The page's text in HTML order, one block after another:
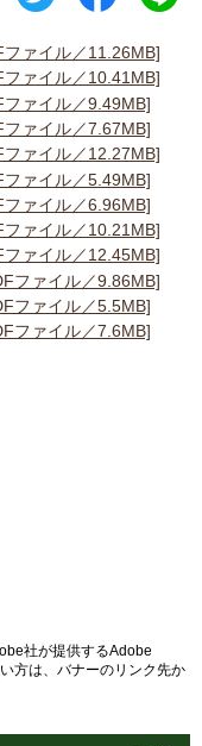
ァイル／11.26MB]
ァイル／10.41MB]
ァイル／9.49MB]
ァイル／7.67MB]
ァイル／12.27MB]
ァイル／5.49MB]
ァイル／6.96MB]
ァイル／10.21MB]
ァイル／12.45MB]
ファイル／9.86MB]
ファイル／5.5MB]
ファイル／7.6MB]
社が提供するAdobe
方は、バナーのリンク先か